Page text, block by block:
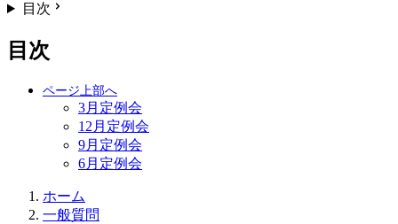
目次
目次
3月定例会
12月定例会
9月定例会
6月定例会
ホーム
一般質問